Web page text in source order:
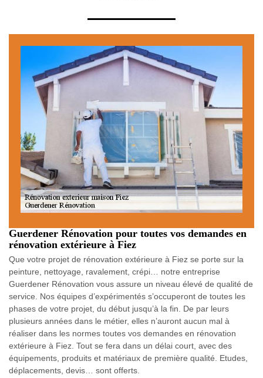
Guerdener Rénovation pour toutes vos demandes en
rénovation extérieure à Fiez
Que votre projet de rénovation extérieure à Fiez se porte sur la
peinture, nettoyage, ravalement, crépi… notre entreprise
Guerdener Rénovation vous assure un niveau élevé de qualité de
service. Nos équipes d’expérimentés s’occuperont de toutes les
phases de votre projet, du début jusqu’à la fin. De par leurs
plusieurs années dans le métier, elles n’auront aucun mal à
réaliser dans les normes toutes vos demandes en rénovation
extérieure à Fiez. Tout se fera dans un délai court, avec des
équipements, produits et matériaux de première qualité. Etudes,
déplacements, devis… sont offerts.